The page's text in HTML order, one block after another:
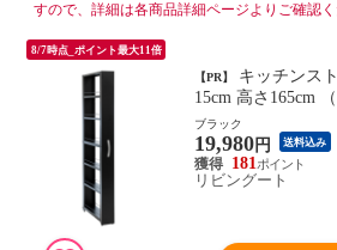
すので、詳細は各商品詳細ページよりご確認く
8/7時点_ポイント最大11倍
【PR】
15cm 高さ165cm
おしゃれ スチール
間ラック スリムラ
ッチンワゴン 収納
ー ） 【ブラック】
ブラック
19,980円 送料込み
181
リビングート